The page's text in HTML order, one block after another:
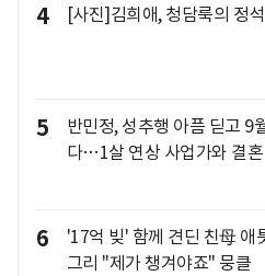
4 [사진]김희애, 청담룩의 정석
5
반민정, 성추행 아픔 딛고 9
다…1살 연상 사업가와 결혼
6
'17억 빚' 함께 견딘 친母 애
그리 "제가 챙겨야죠" 뭉클